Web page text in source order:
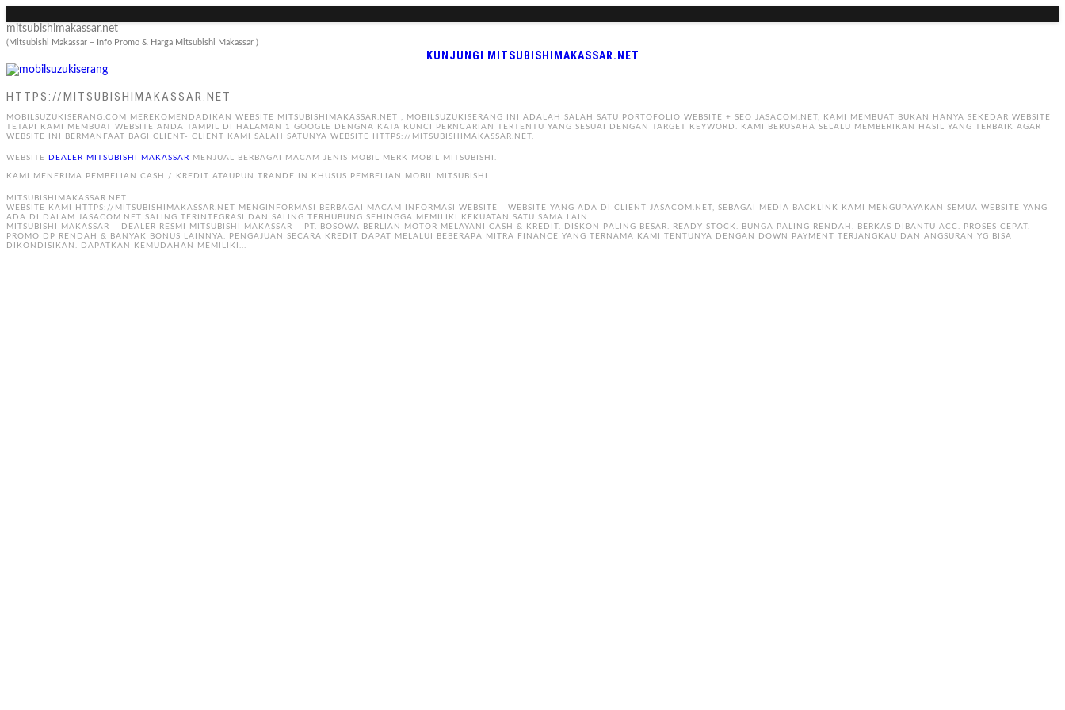
mitsubishimakassar.net
(Mitsubishi Makassar – Info Promo & Harga Mitsubishi Makassar )
KUNJUNGI MITSUBISHIMAKASSAR.NET
HTTPS://MITSUBISHIMAKASSAR.NET
MOBILSUZUKISERANG.COM MEREKOMENDADIKAN WEBSITE MITSUBISHIMAKASSAR.NET , MOBILSUZUKISERANG INI ADALAH SALAH SATU PORTOFOLIO WEBSITE + SEO JASACOM.NET, KAMI MEMBUAT BUKAN HANYA SEKEDAR WEBSITE
TETAPI KAMI MEMBUAT WEBSITE ANDA TAMPIL DI HALAMAN 1 GOOGLE DENGNA KATA KUNCI PERNCARIAN TERTENTU YANG SESUAI DENGAN TARGET KEYWORD. KAMI BERUSAHA SELALU MEMBERIKAN HASIL YANG TERBAIK AGAR
WEBSITE INI BERMANFAAT BAGI CLIENT- CLIENT KAMI SALAH SATUNYA WEBSITE HTTPS://MITSUBISHIMAKASSAR.NET.
WEBSITE DEALER MITSUBISHI MAKASSAR MENJUAL BERBAGAI MACAM JENIS MOBIL MERK MOBIL MITSUBISHI.
KAMI MENERIMA PEMBELIAN CASH / KREDIT ATAUPUN TRANDE IN KHUSUS PEMBELIAN MOBIL MITSUBISHI.
MITSUBISHIMAKASSAR.NET
WEBSITE KAMI HTTPS://MITSUBISHIMAKASSAR.NET MENGINFORMASI BERBAGAI MACAM INFORMASI WEBSITE - WEBSITE YANG ADA DI CLIENT JASACOM.NET, SEBAGAI MEDIA BACKLINK KAMI MENGUPAYAKAN SEMUA WEBSITE YANG
ADA DI DALAM JASACOM.NET SALING TERINTEGRASI DAN SALING TERHUBUNG SEHINGGA MEMILIKI KEKUATAN SATU SAMA LAIN
MITSUBISHI MAKASSAR – DEALER RESMI MITSUBISHI MAKASSAR – PT. BOSOWA BERLIAN MOTOR MELAYANI CASH & KREDIT. DISKON PALING BESAR. READY STOCK. BUNGA PALING RENDAH. BERKAS DIBANTU ACC. PROSES CEPAT.
PROMO DP RENDAH & BANYAK BONUS LAINNYA. PENGAJUAN SECARA KREDIT DAPAT MELALUI BEBERAPA MITRA FINANCE YANG TERNAMA KAMI TENTUNYA DENGAN DOWN PAYMENT TERJANGKAU DAN ANGSURAN YG BISA
DIKONDISIKAN. DAPATKAN KEMUDAHAN MEMILIKI...